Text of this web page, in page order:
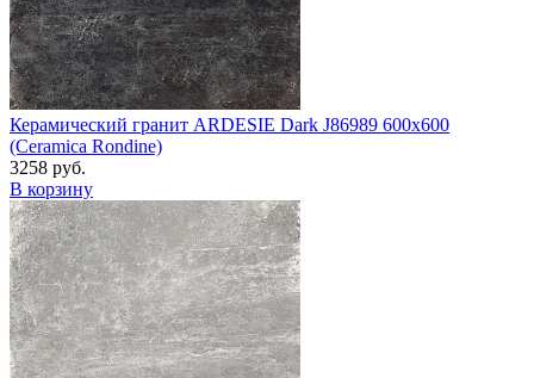
Керамический гранит ARDESIE Dark J86989 600x600
(Ceramica Rondine)
3258 руб.
В корзину